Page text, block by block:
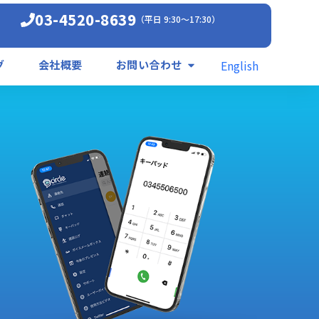
03-4520-8639 （平日 9:30〜17:30）
会社概要 お問い合わせ English